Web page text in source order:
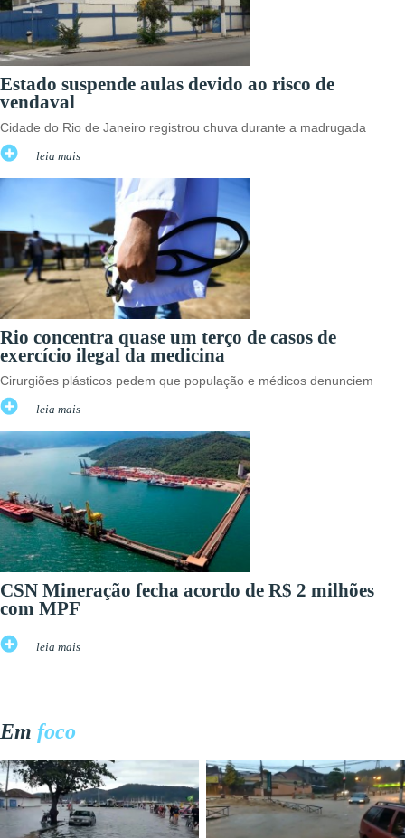
Estado suspende aulas devido ao risco de
vendaval
Cidade do Rio de Janeiro registrou chuva durante a madrugada
leia mais
Rio concentra quase um terço de casos de
exercício ilegal da medicina
Cirurgiões plásticos pedem que população e médicos denunciem
leia mais
CSN Mineração fecha acordo de R$ 2 milhões
com MPF
leia mais
Em foco